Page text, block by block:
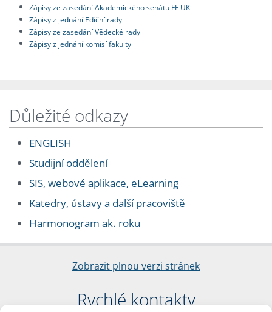
Zápisy ze zasedání Akademického senátu FF UK
Zápisy z jednání Ediční rady
Zápisy ze zasedání Vědecké rady
Zápisy z jednání komisí fakulty
Důležité odkazy
ENGLISH
Studijní oddělení
SIS, webové aplikace, eLearning
Katedry, ústavy a další pracoviště
Harmonogram ak. roku
Zobrazit plnou verzi stránek
Rychlé kontakty